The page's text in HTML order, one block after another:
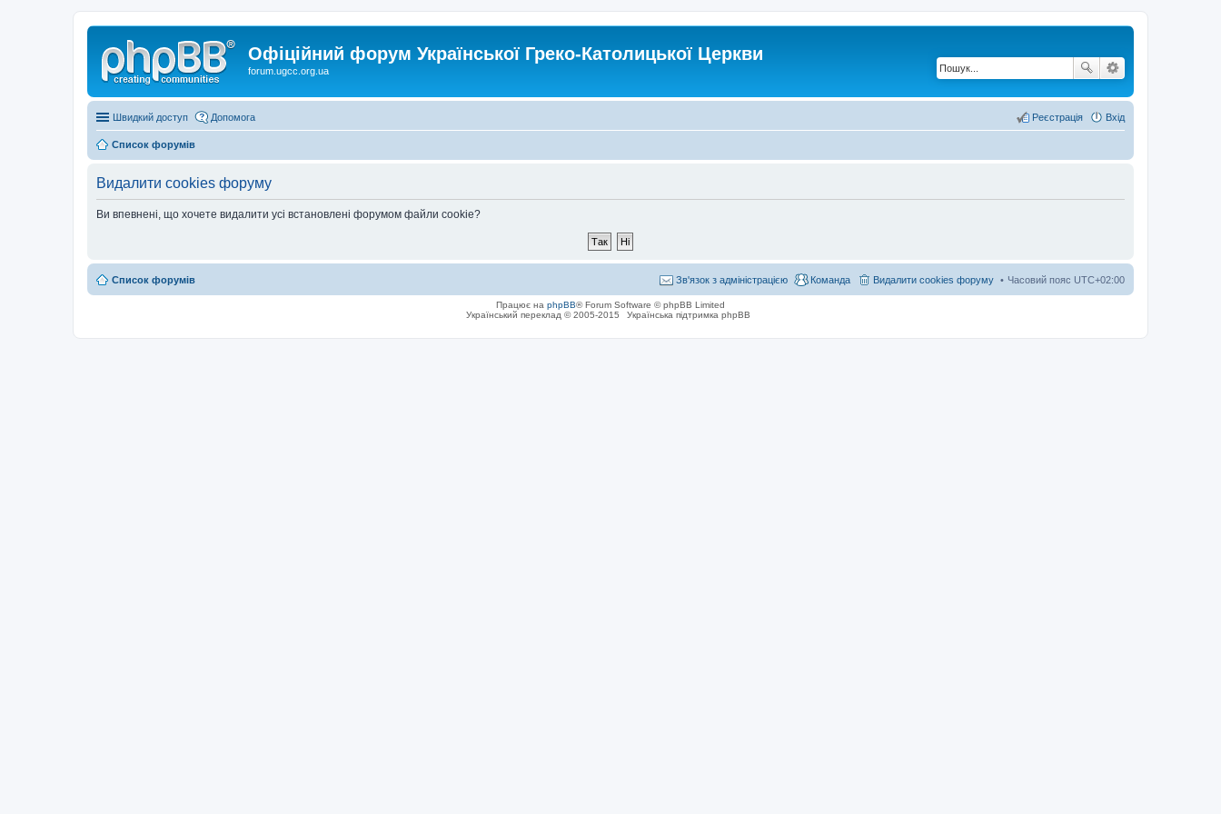
Офіційний форум Української Греко-Католицької Церкви
forum.ugcc.org.ua
Швидкий доступ Допомога Вхід
Реєстрація
Список форумів
Видалити cookies форуму
Ви впевнені, що хочете видалити усі встановлені форумом файли cookie?
Список форумів Часовий пояс UTC+02:00
Видалити cookies форуму
Команда
Зв'язок з адміністрацією
Працює на phpBB® Forum Software © phpBB Limited
Український переклад © 2005-2015
Українська підтримка phpBB